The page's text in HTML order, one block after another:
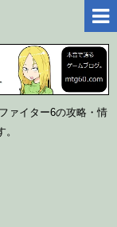
ァイター6の攻略・情